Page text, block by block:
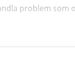
problem som